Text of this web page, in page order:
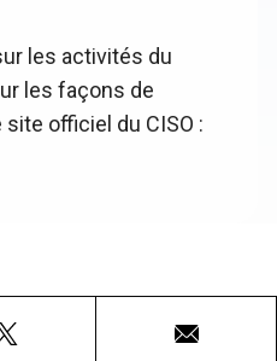
les activités du
les façons de
site officiel du CISO :
Courriel